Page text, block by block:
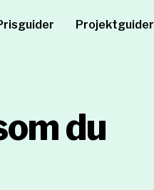
Projektguider
du